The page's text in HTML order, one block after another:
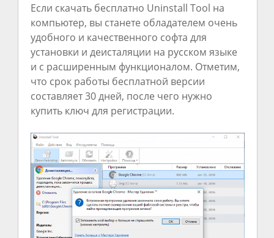
Если скачать бесплатно Uninstall Tool на
компьютер, вы станете обладателем очень
удобного и качественного софта для
установки и деисталяции на русском языке
и с расширенным функционалом. Отметим,
что срок работы бесплатной версии
составляет 30 дней, после чего нужно
купить ключ для регистрации.